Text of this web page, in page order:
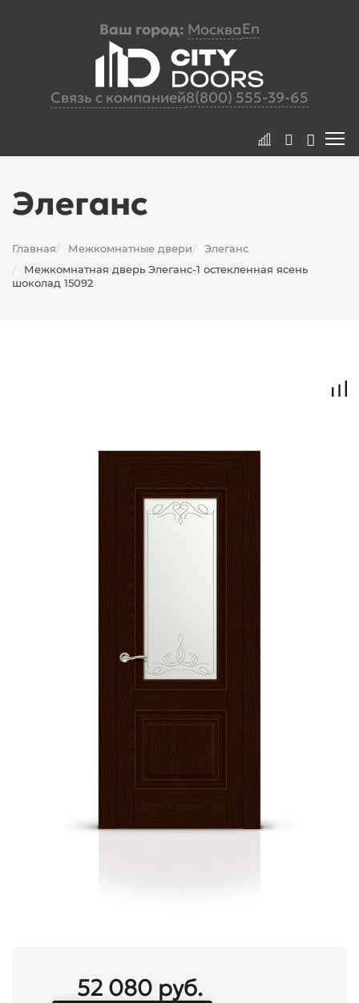
Ваш город: МоскваEn
Связь с компанией8(800) 555-39-65
Элеганс
Главная/ Межкомнатные двери/ Элеганс
/
Межкомнатная дверь Элеганс-1 остекленная ясень
шоколад 15092
52 080 руб.